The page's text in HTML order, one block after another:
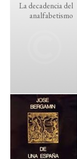
La decadencia del
analfabetismo